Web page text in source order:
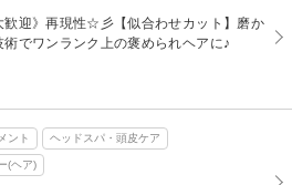
歓迎》再現性☆彡【似合わせカット】磨か
術でワンランク上の褒められヘアに♪
ント ヘッドスパ・頭皮ケア
(ヘア)